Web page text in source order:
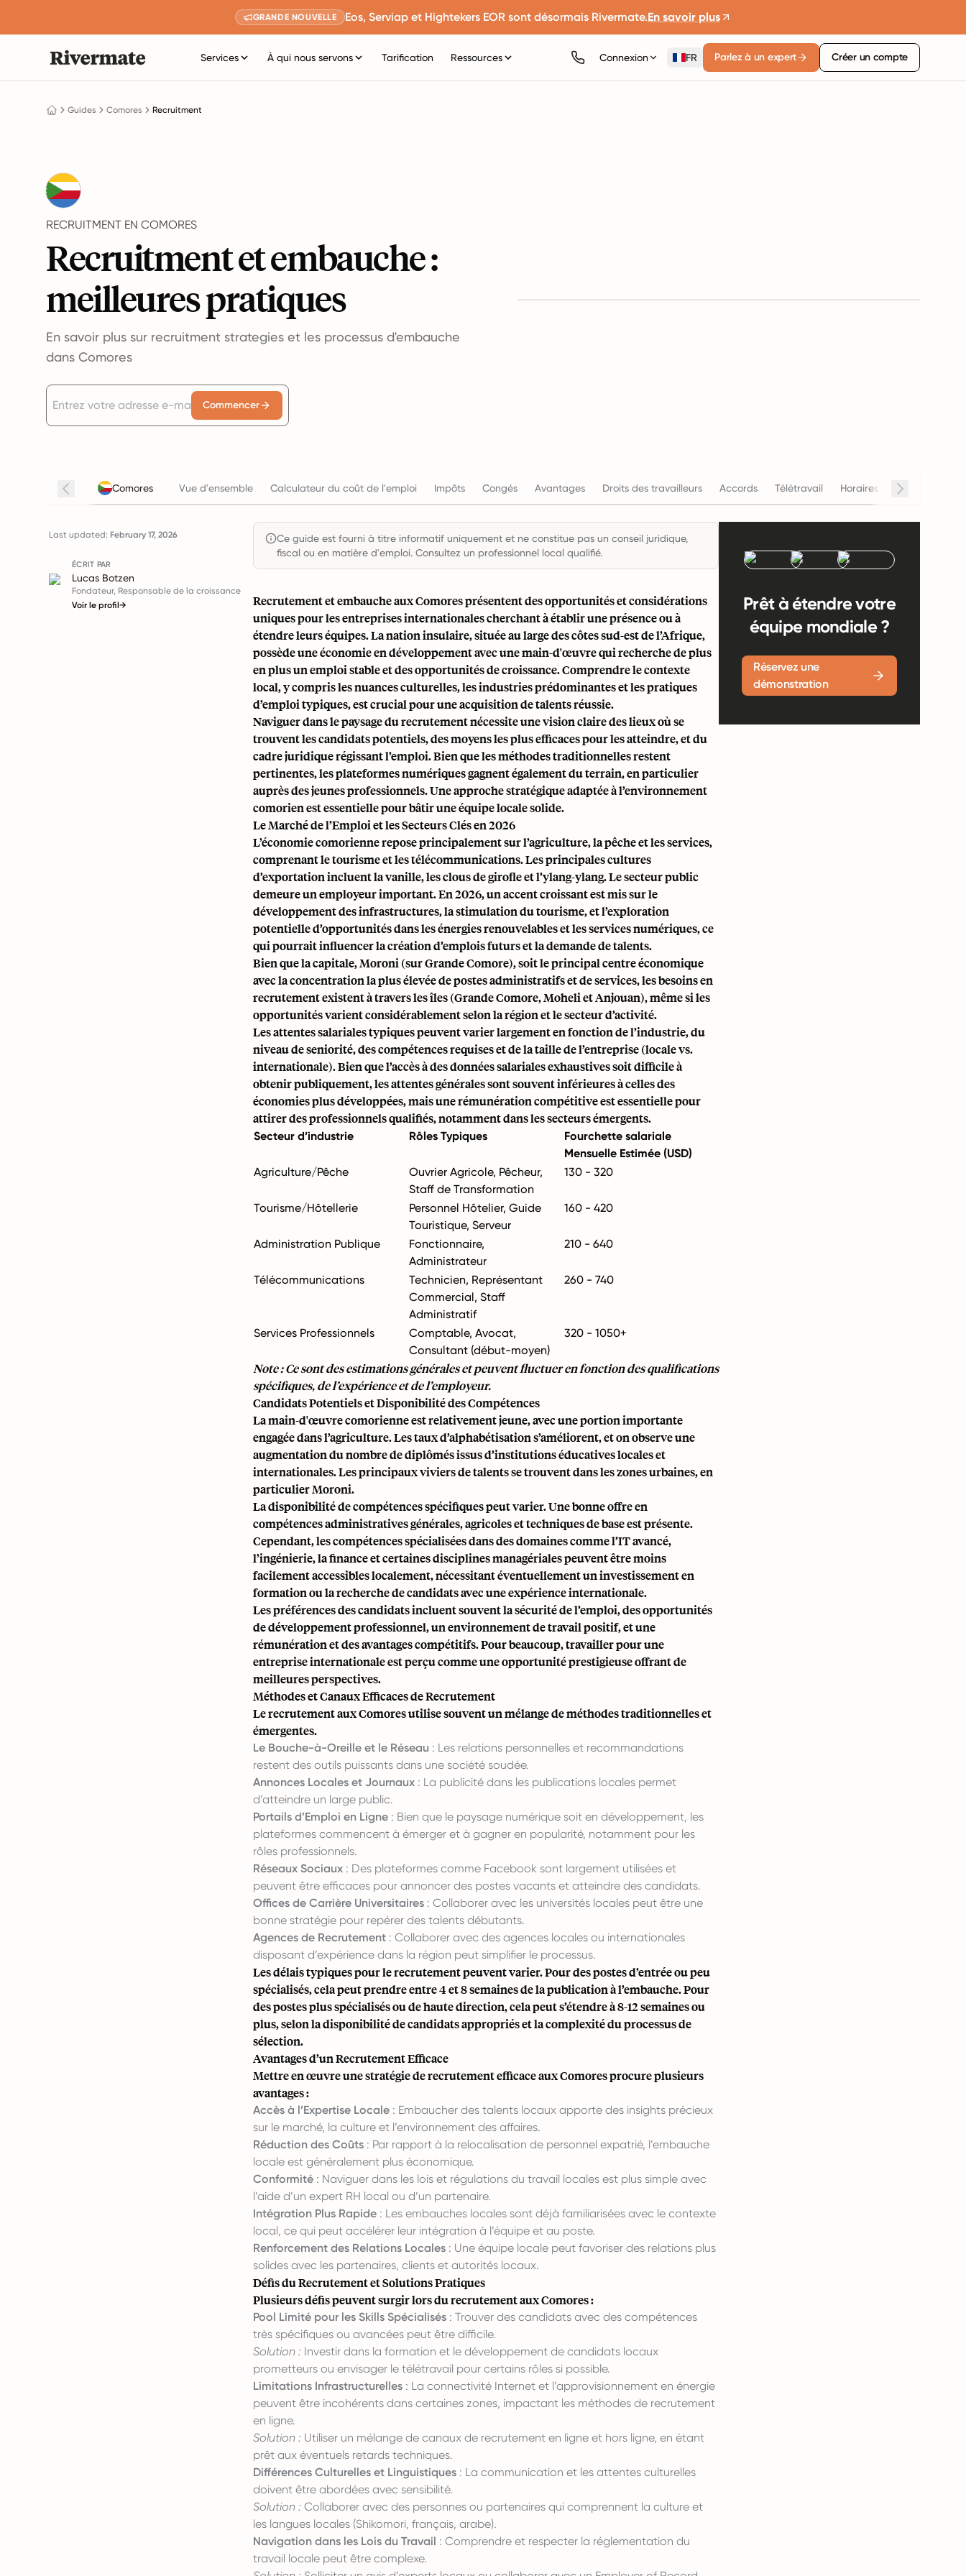
GRANDE NOUVELLE Eos, Serviap et Hightekers EOR sont désormais Rivermate.En savoir plus
Services À qui nous servons Tarification Ressources Connexion FR Parlez à un expert Créer un compte
Guides Comores Recruitment
RECRUITMENT EN COMORES
Recruitment et embauche :
meilleures pratiques
En savoir plus sur recruitment strategies et les processus d'embauche
dans Comores
Commencer
Comores Vue d'ensemble Calculateur du coût de l'emploi Impôts Congés Avantages Droits des travailleurs Accords Télétravail Horaires de travail
Last updated: February 17, 2026
ÉCRIT PAR
Lucas Botzen
Fondateur, Responsable de la croissance
Voir le profil→
Ce guide est fourni à titre informatif uniquement et ne constitue pas un conseil juridique,
fiscal ou en matière d'emploi. Consultez un professionnel local qualifié.
Recrutement et embauche aux Comores présentent des opportunités et considérations
uniques pour les entreprises internationales cherchant à établir une présence ou à
étendre leurs équipes. La nation insulaire, située au large des côtes sud-est de l’Afrique,
possède une économie en développement avec une main-d'œuvre qui recherche de plus
en plus un emploi stable et des opportunités de croissance. Comprendre le contexte
local, y compris les nuances culturelles, les industries prédominantes et les pratiques
d’emploi typiques, est crucial pour une acquisition de talents réussie.
Naviguer dans le paysage du recrutement nécessite une vision claire des lieux où se
trouvent les candidats potentiels, des moyens les plus efficaces pour les atteindre, et du
cadre juridique régissant l’emploi. Bien que les méthodes traditionnelles restent
pertinentes, les plateformes numériques gagnent également du terrain, en particulier
auprès des jeunes professionnels. Une approche stratégique adaptée à l’environnement
comorien est essentielle pour bâtir une équipe locale solide.
Le Marché de l’Emploi et les Secteurs Clés en 2026
L’économie comorienne repose principalement sur l’agriculture, la pêche et les services,
comprenant le tourisme et les télécommunications. Les principales cultures
d’exportation incluent la vanille, les clous de girofle et l’ylang-ylang. Le secteur public
demeure un employeur important. En 2026, un accent croissant est mis sur le
développement des infrastructures, la stimulation du tourisme, et l’exploration
potentielle d’opportunités dans les énergies renouvelables et les services numériques, ce
qui pourrait influencer la création d’emplois futurs et la demande de talents.
Bien que la capitale, Moroni (sur Grande Comore), soit le principal centre économique
avec la concentration la plus élevée de postes administratifs et de services, les besoins en
recrutement existent à travers les îles (Grande Comore, Moheli et Anjouan), même si les
opportunités varient considérablement selon la région et le secteur d’activité.
Les attentes salariales typiques peuvent varier largement en fonction de l’industrie, du
niveau de seniorité, des compétences requises et de la taille de l’entreprise (locale vs.
internationale). Bien que l’accès à des données salariales exhaustives soit difficile à
obtenir publiquement, les attentes générales sont souvent inférieures à celles des
économies plus développées, mais une rémunération compétitive est essentielle pour
attirer des professionnels qualifiés, notamment dans les secteurs émergents.
Secteur d’industrie Rôles Typiques
Fourchette salariale
Mensuelle Estimée (USD)
Agriculture/Pêche
Ouvrier Agricole, Pêcheur,
Staff de Transformation
130 - 320
Tourisme/Hôtellerie
Personnel Hôtelier, Guide
Touristique, Serveur
160 - 420
Administration Publique
Fonctionnaire,
Administrateur
210 - 640
Télécommunications
Technicien, Représentant
Commercial, Staff
Administratif
260 - 740
Services Professionnels
Comptable, Avocat,
Consultant (début-moyen)
320 - 1050+
Note : Ce sont des estimations générales et peuvent fluctuer en fonction des qualifications
spécifiques, de l’expérience et de l’employeur.
Candidats Potentiels et Disponibilité des Compétences
La main-d'œuvre comorienne est relativement jeune, avec une portion importante
engagée dans l’agriculture. Les taux d’alphabétisation s’améliorent, et on observe une
augmentation du nombre de diplômés issus d’institutions éducatives locales et
internationales. Les principaux viviers de talents se trouvent dans les zones urbaines, en
particulier Moroni.
La disponibilité de compétences spécifiques peut varier. Une bonne offre en
compétences administratives générales, agricoles et techniques de base est présente.
Cependant, les compétences spécialisées dans des domaines comme l’IT avancé,
l’ingénierie, la finance et certaines disciplines managériales peuvent être moins
facilement accessibles localement, nécessitant éventuellement un investissement en
formation ou la recherche de candidats avec une expérience internationale.
Les préférences des candidats incluent souvent la sécurité de l’emploi, des opportunités
de développement professionnel, un environnement de travail positif, et une
rémunération et des avantages compétitifs. Pour beaucoup, travailler pour une
entreprise internationale est perçu comme une opportunité prestigieuse offrant de
meilleures perspectives.
Méthodes et Canaux Efficaces de Recrutement
Le recrutement aux Comores utilise souvent un mélange de méthodes traditionnelles et
émergentes.
Le Bouche-à-Oreille et le Réseau : Les relations personnelles et recommandations
restent des outils puissants dans une société soudée.
Annonces Locales et Journaux : La publicité dans les publications locales permet
d’atteindre un large public.
Portails d’Emploi en Ligne : Bien que le paysage numérique soit en développement, les
plateformes commencent à émerger et à gagner en popularité, notamment pour les
rôles professionnels.
Réseaux Sociaux : Des plateformes comme Facebook sont largement utilisées et
peuvent être efficaces pour annoncer des postes vacants et atteindre des candidats.
Offices de Carrière Universitaires : Collaborer avec les universités locales peut être une
bonne stratégie pour repérer des talents débutants.
Agences de Recrutement : Collaborer avec des agences locales ou internationales
disposant d’expérience dans la région peut simplifier le processus.
Les délais typiques pour le recrutement peuvent varier. Pour des postes d’entrée ou peu
spécialisés, cela peut prendre entre 4 et 8 semaines de la publication à l’embauche. Pour
des postes plus spécialisés ou de haute direction, cela peut s’étendre à 8-12 semaines ou
plus, selon la disponibilité de candidats appropriés et la complexité du processus de
sélection.
Avantages d’un Recrutement Efficace
Mettre en œuvre une stratégie de recrutement efficace aux Comores procure plusieurs
avantages :
Accès à l’Expertise Locale : Embaucher des talents locaux apporte des insights précieux
sur le marché, la culture et l’environnement des affaires.
Réduction des Coûts : Par rapport à la relocalisation de personnel expatrié, l’embauche
locale est généralement plus économique.
Conformité : Naviguer dans les lois et régulations du travail locales est plus simple avec
l’aide d’un expert RH local ou d’un partenaire.
Intégration Plus Rapide : Les embauches locales sont déjà familiarisées avec le contexte
local, ce qui peut accélérer leur intégration à l’équipe et au poste.
Renforcement des Relations Locales : Une équipe locale peut favoriser des relations plus
solides avec les partenaires, clients et autorités locaux.
Défis du Recrutement et Solutions Pratiques
Plusieurs défis peuvent surgir lors du recrutement aux Comores :
Pool Limité pour les Skills Spécialisés : Trouver des candidats avec des compétences
très spécifiques ou avancées peut être difficile.
Solution : Investir dans la formation et le développement de candidats locaux
prometteurs ou envisager le télétravail pour certains rôles si possible.
Limitations Infrastructurelles : La connectivité Internet et l’approvisionnement en énergie
peuvent être incohérents dans certaines zones, impactant les méthodes de recrutement
en ligne.
Solution : Utiliser un mélange de canaux de recrutement en ligne et hors ligne, en étant
prêt aux éventuels retards techniques.
Différences Culturelles et Linguistiques : La communication et les attentes culturelles
doivent être abordées avec sensibilité.
Solution : Collaborer avec des personnes ou partenaires qui comprennent la culture et
les langues locales (Shikomori, français, arabe).
Navigation dans les Lois du Travail : Comprendre et respecter la réglementation du
travail locale peut être complexe.
Prêt à étendre votre
équipe mondiale ?
Réservez une
démonstration